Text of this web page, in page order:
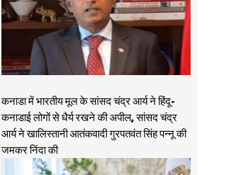
कनाडा में भारतीय मूल के सांसद चंद्र आर्य ने हिंदू-
कनाडाई लोगों से धैर्य रखने की अपील, सांसद चंद्र
आर्य ने खालिस्तानी आतंकवादी गुरपतवंत सिंह पन्नू की
जमकर निंदा की